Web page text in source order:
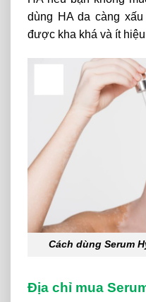
dùng HA da càng
được kha khá và ít
Cách dùng Serum
Địa chỉ mua